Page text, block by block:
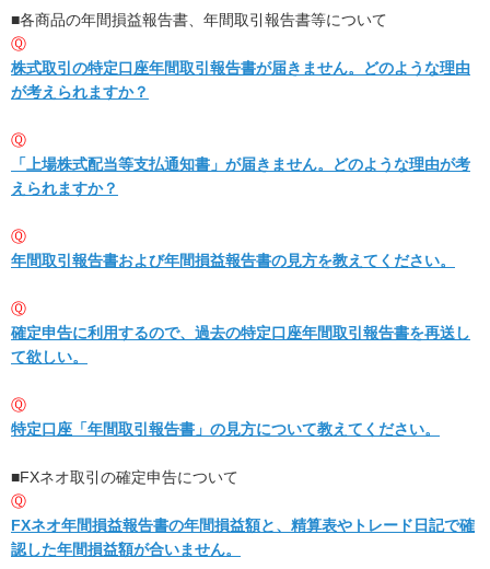
■各商品の年間損益報告書、年間取引報告書等について
Ⓠ
株式取引の特定口座年間取引報告書が届きません。どのような理由
が考えられますか？
Ⓠ
「上場株式配当等支払通知書」が届きません。どのような理由が考
えられますか？
Ⓠ
年間取引報告書および年間損益報告書の見方を教えてください。
Ⓠ
確定申告に利用するので、過去の特定口座年間取引報告書を再送し
て欲しい。
Ⓠ
特定口座「年間取引報告書」の見方について教えてください。
■FXネオ取引の確定申告について
Ⓠ
FXネオ年間損益報告書の年間損益額と、精算表やトレード日記で確
認した年間損益額が合いません。